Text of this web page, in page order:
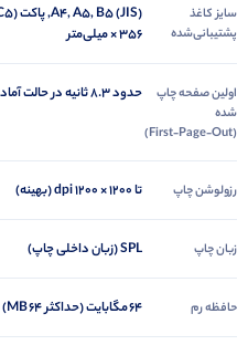
سایز کاغذ
پشتیبانی‌شده
× 356 میلی‌متر
اولین صفحه چاپ
شده
(First‑Page‑Out)
حدود ۸.۳ ثانیه در حالت آماده
رزولوشن چاپ تا ۱۲۰۰ × ۱۲۰۰ dpi (بهینه)
زبان چاپ SPL (زبان داخلی چاپ)
حافظه رم ۶۴ مگابایت (حداکثر ۶۴ MB)